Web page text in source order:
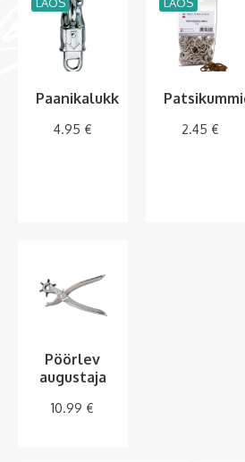
Paanikalukk
4.95 € 2.45 €
Pöörlev
augustaja
10.99 €